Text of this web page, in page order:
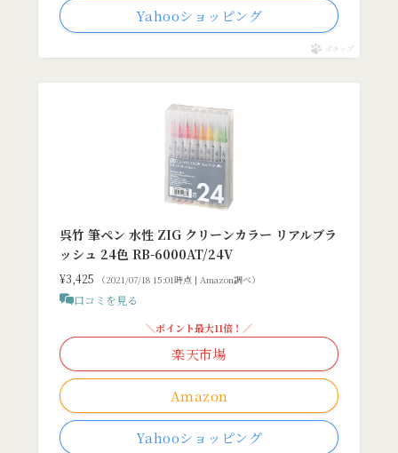
Yahooショッピング
ポチップ
呉竹 筆ペン 水性 ZIG クリーンカラー リアルブラ
ッシュ 24色 RB-6000AT/24V
¥3,425 （2021/07/18 15:01時点 | Amazon調べ）
口コミを見る
Amazon
＼ポイント最大11倍！／
楽天市場
Yahooショッピング